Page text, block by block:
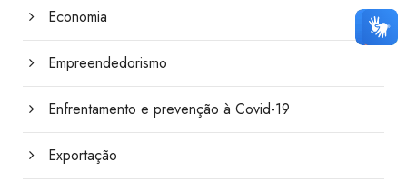
Economia
Empreendedorismo
Enfrentamento e prevenção à Covid-19
Exportação